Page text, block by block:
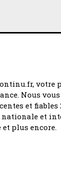
Nous
et fiables
et
plus encore.